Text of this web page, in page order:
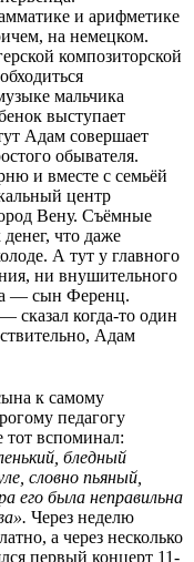
и арифметике
на немецком.
композиторской
мальчика
выступает
Адам совершает
обывателя.
и вместе с семьёй
центр
Вену. Съёмные
что даже
А тут у главного
ни внушительного
— сын Ференц.
сказал когда-то один
Адам
к самому
педагогу
тот вспоминал:
бледный
словно пьяный,
его была неправильна
Через неделю
а через несколько
первый концерт 11-